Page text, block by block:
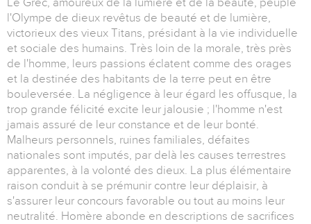
l'Olympe de dieux revêtus de beauté et de lumière,
victorieux des vieux Titans, présidant à la vie individuelle
et sociale des humains. Très loin de la morale, très près
de l'homme, leurs passions éclatent comme des orages
et la destinée des habitants de la terre peut en être
bouleversée. La négligence à leur égard les offusque, la
trop grande félicité excite leur jalousie ; l'homme n'est
jamais assuré de leur constance et de leur bonté.
Malheurs personnels, ruines familiales, défaites
nationales sont imputés, par delà les causes terrestres
apparentes, à la volonté des dieux. La plus élémentaire
raison conduit à se prémunir contre leur déplaisir, à
s'assurer leur concours favorable ou tout au moins leur
neutralité. Homère abonde en descriptions de sacrifices